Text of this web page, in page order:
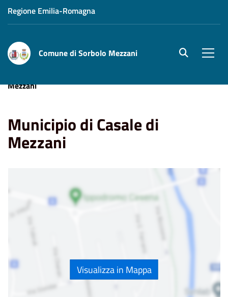
Regione Emilia-Romagna
Comune di Sorbolo Mezzani site.searc
Mezzani
Municipio di Casale di
Mezzani
Visualizza in Mappa